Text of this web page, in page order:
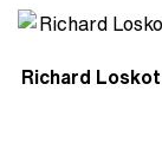
Richard